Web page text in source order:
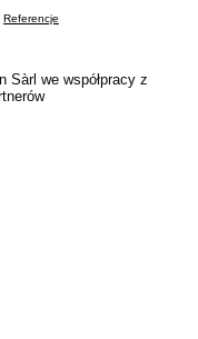
Referencje
Sàrl we współpracy z